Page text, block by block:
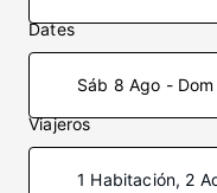
Dates
Sáb 8 Ago -
Viajeros
1 Habitación, 2